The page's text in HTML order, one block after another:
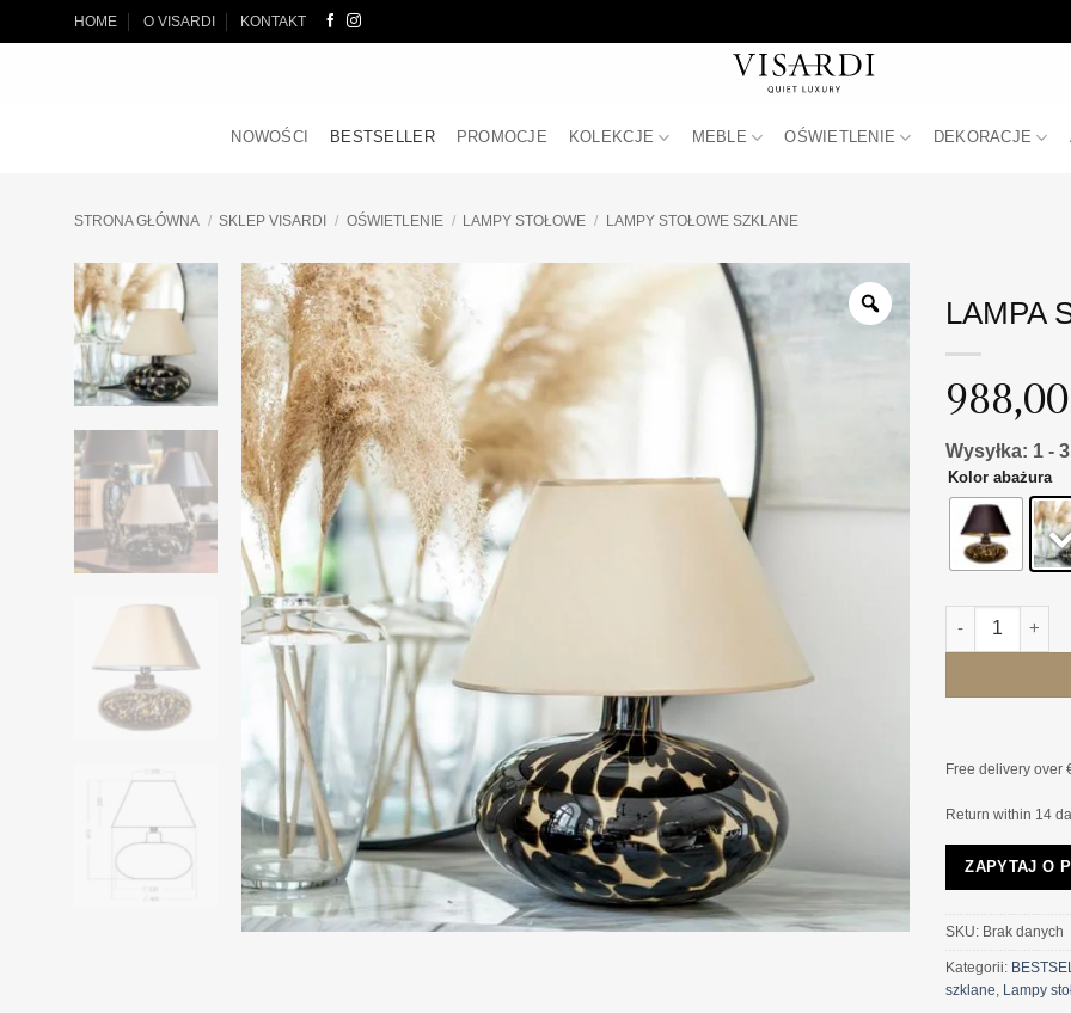
do
HOME O VISARDI KONTAKT
NOWOŚCI BESTSELLER PROMOCJE KOLEKCJE MEBLE OŚWIETLENIE DEKORACJE
STRONA GŁÓWNA / SKLEP VISARDI / OŚWIETLENIE / LAMPY STOŁOWE / LAMPY STOŁOWE SZKLANE
LAMPA
Wysyłka: 1 -
Kolor abażura
ilość LAMPA
Free delivery over
Return within 14
ZAPYTAJ O
SKU: Brak danych
Kategorii:
szklane, Lampy